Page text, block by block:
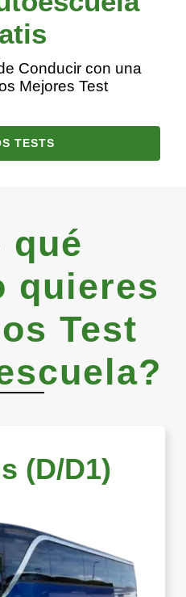
Conducir con una
Mejores Test
TESTS
qué
quieres
Test
(D/D1)